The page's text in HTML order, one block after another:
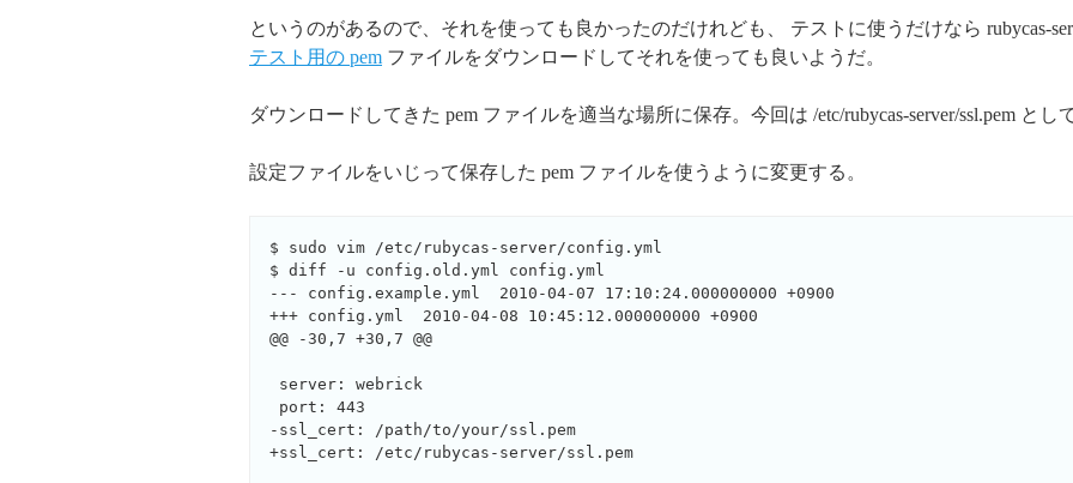
というのがあるので、それを使っても良かったのだけれども、 テストに使うだけなら rubycas-
テスト用の pem ファイルをダウンロードしてそれを使っても良いようだ。
ダウンロードしてきた pem ファイルを適当な場所に保存。今回は /etc/rubycas-server/ssl.pem とし
設定ファイルをいじって保存した pem ファイルを使うように変更する。
$ sudo vim /etc/rubycas-server/config.yml
$ diff -u config.old.yml config.yml
--- config.example.yml  2010-04-07 17:10:24.000000000 +0900
+++ config.yml  2010-04-08 10:45:12.000000000 +0900
@@ -30,7 +30,7 @@
server: webrick
port: 443
-ssl_cert: /path/to/your/ssl.pem
+ssl_cert: /etc/rubycas-server/ssl.pem